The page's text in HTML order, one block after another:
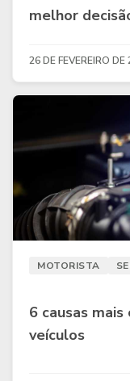
melhor
26 DE FEVEREIRO DE
MOTORISTA
6 causas
veículos